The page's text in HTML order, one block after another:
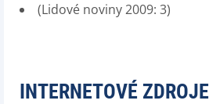
(Lidové noviny 2009: 3)
INTERNETOVÉ ZDROJE